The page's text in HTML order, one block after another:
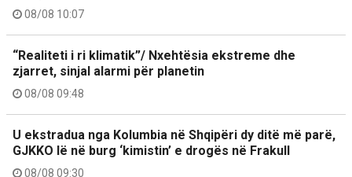
08/08 10:07
“Realiteti i ri klimatik”/ Nxehtësia ekstreme dhe
zjarret, sinjal alarmi për planetin
08/08 09:48
U ekstradua nga Kolumbia në Shqipëri dy ditë më parë,
GJKKO lë në burg ‘kimistin’ e drogës në Frakull
08/08 09:30